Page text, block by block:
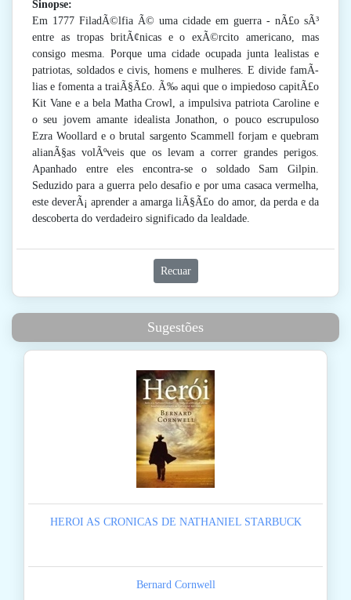
Sinopse:
Em 1777 FiladÃ©lfia Ã© uma cidade em guerra - nÃ£o sÃ³
entre as tropas britÃ¢nicas e o exÃ©rcito americano, mas
consigo mesma. Porque uma cidade ocupada junta lealistas e
patriotas, soldados e civis, homens e mulheres. E divide famÃ­
lias e fomenta a traiÃ§Ã£o. Ã‰ aqui que o impiedoso capitÃ£o
Kit Vane e a bela Matha Crowl, a impulsiva patriota Caroline e
o seu jovem amante idealista Jonathon, o pouco escrupuloso
Ezra Woollard e o brutal sargento Scammell forjam e quebram
alianÃ§as volÃºveis que os levam a correr grandes perigos.
Apanhado entre eles encontra-se o soldado Sam Gilpin.
Seduzido para a guerra pelo desafio e por uma casaca vermelha,
este deverÃ¡ aprender a amarga liÃ§Ã£o do amor, da perda e da
descoberta do verdadeiro significado da lealdade.
Recuar
Sugestões
HEROI AS CRONICAS DE NATHANIEL STARBUCK
Bernard Cornwell